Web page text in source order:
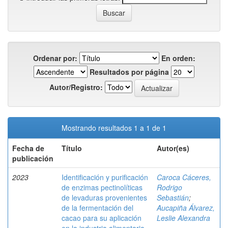
Ordenar por:
En orden:
Resultados por página
Autor/Registro:
Mostrando resultados 1 a 1 de 1
Fecha de
publicación
Título Autor(es)
2023
Identificación y purificación
de enzimas pectinolíticas
de levaduras provenientes
de la fermentación del
cacao para su aplicación
Caroca Cáceres,
Rodrigo
Sebastián;
Aucapiña Álvarez,
Leslie Alexandra